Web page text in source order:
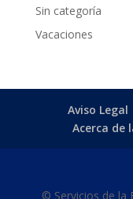
Sin categoría
Vacaciones
Aviso Legal
Acerca de
© Servicios de la